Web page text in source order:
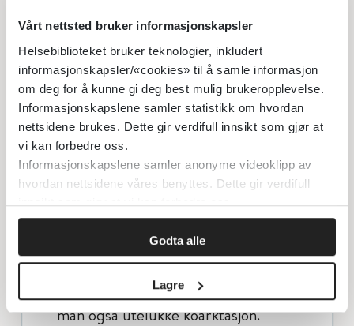
Vårt nettsted bruker informasjonskapsler
Helsebiblioteket bruker teknologier, inkludert
informasjonskapsler/«cookies» til å samle informasjon
om deg for å kunne gi deg best mulig brukeropplevelse.
Informasjonskapslene samler statistikk om hvordan
nettsidene brukes. Dette gir verdifull innsikt som gjør at
vi kan forbedre oss.
Informasjonskapslene samler anonyme videoklipp av
hvordan nettsidene våres benyttes. Dette gir verdifull
innsikt som gjør at vi kan forbedre oss.
Godta alle
Lagre
I barnekardiologisk rutinepraksis er et
tilstrekkelig ambisjonsnivå å vurdere
følgende:
Hvilke klaffeblader som henger
sammen og om det er rapher mellom
dem.
Klaffefunksjonen
(blodstrømshastighet/middelgradient/
grad av lekkasje)
Aortapåvirkning (Z-score i
aortaklaffeplan og sinus Valsalva)
Ved første gangs undersøkelse bør
man også utelukke koarktasjon.